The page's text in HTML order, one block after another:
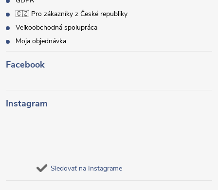
🇨🇿 Pro zákazníky z České republiky
Veľkoobchodná spolupráca
Moja objednávka
Facebook
Instagram
Sledovať na Instagrame